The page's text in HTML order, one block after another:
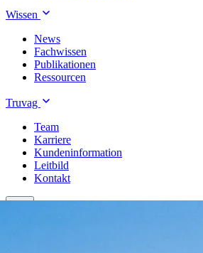
Wissen
News
Fachwissen
Publikationen
Ressourcen
Truvag
Team
Karriere
Kundeninformation
Leitbild
Kontakt